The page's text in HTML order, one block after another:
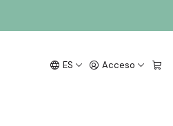
ES Acceso